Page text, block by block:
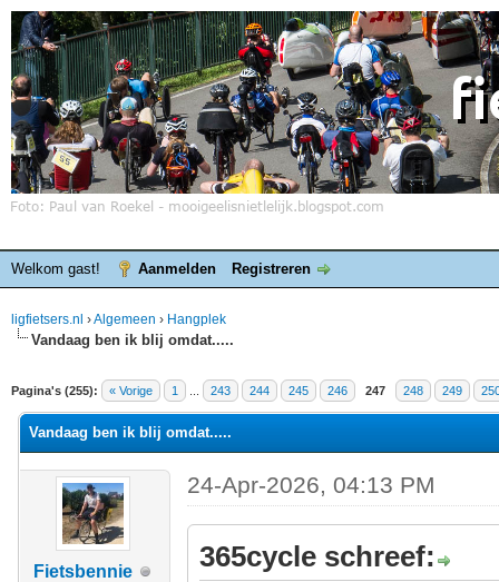
Welkom gast! Aanmelden Registreren
ligfietsers.nl ›Algemeen › Hangplek
Vandaag ben ik blij omdat.....
Pagina's (255): « Vorige 1 243 244 245 246 247 248 249
waardering is 4.25
Vandaag ben ik blij omdat.....
Fietsbennie
24-Apr-2026, 04:13 PM
365cycle schreef: